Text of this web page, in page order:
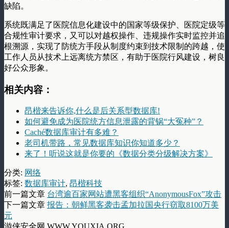
缺陷。
系统既满足了医院信息化建设中的国家等级保护、医院定级等
合规性审计要求，又可以对越权操作、违规操作实时监控并追
根溯源，实现了防统方手段从制度约束到技术限制的跨越，使
工作人员从技术上远离统方禁区，有助于医院行风建设，树良
好公众形象。
相关内容：
昂楷来告诉你,什么是后关系型数据库!
如何避免成为医院统方信息泄露的背锅“大冤种”？
Caché数据库审计有多难？
老司机带路，常见数据库知识你知道多少？
来了！听说这就是你要的《数据分类分级解决方案》
分类: 网络
标签: 数据库审计, 昂楷科技
前一篇文章 台湾逾百家网站遭黑客组织“AnonymousFox”攻击
下一篇文章 报告：朝鲜黑客袭击孟加拉国央行窃取8100万美
元